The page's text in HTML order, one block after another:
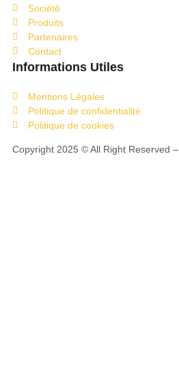
Société
Produits
Partenaires
Contact
Informations Utiles
Mentions Légales
Politique de confidentialité
Politique de cookies
Copyright 2025 © All Right Reserved –